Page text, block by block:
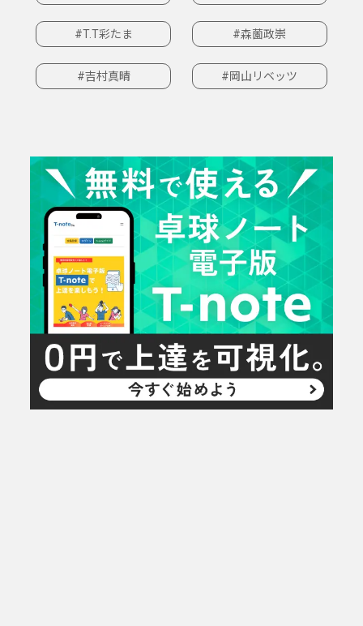
#T.T彩たま #森薗政崇
#吉村真晴 #岡山リベッツ